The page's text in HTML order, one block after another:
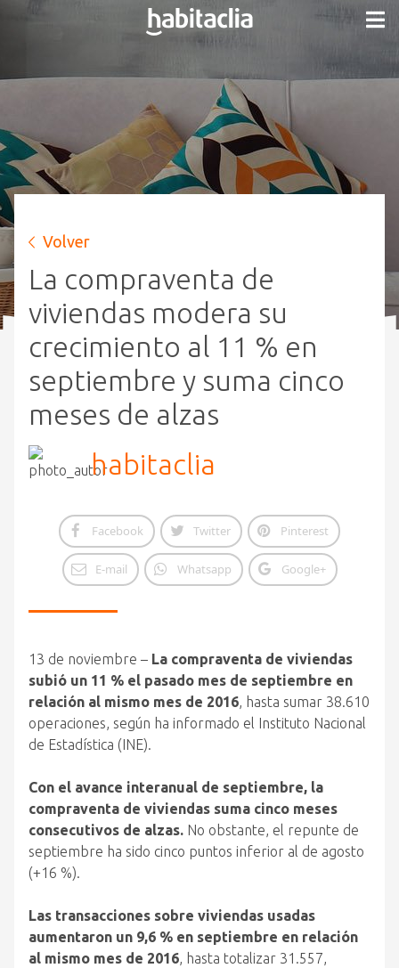
Volver
La compraventa de
viviendas modera su
crecimiento al 11 % en
septiembre y suma cinco
meses de alzas
habitaclia
Facebook Twitter Pinterest
E-mail Whatsapp Google+
13 de noviembre – La compraventa de viviendas
subió un 11 % el pasado mes de septiembre en
relación al mismo mes de 2016, hasta sumar 38.610
operaciones, según ha informado el Instituto Nacional
de Estadística (INE).
Con el avance interanual de septiembre, la
compraventa de viviendas suma cinco meses
consecutivos de alzas. No obstante, el repunte de
septiembre ha sido cinco puntos inferior al de agosto
(+16 %).
Las transacciones sobre viviendas usadas
aumentaron un 9,6 % en septiembre en relación
al mismo mes de 2016, hasta totalizar 31.557,